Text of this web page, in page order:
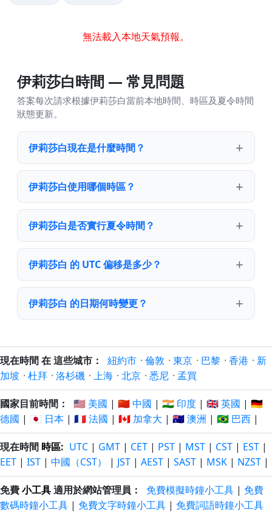
無法載入本地天氣預報。
伊莉莎白時間 — 常見問題
答案每次請求根據伊莉莎白當前本地時間、時區及夏令時間
狀態更新。
伊莉莎白現在是什麼時間？
伊莉莎白使用哪個時區？
伊莉莎白是否實行夏令時間？
伊莉莎白 的 UTC 偏移是多少？
伊莉莎白 的日期何時變更？
現在時間 在 這些城市： 紐約市 · 倫敦 · 東京 · 巴黎 · 香港 · 新
加坡 · 杜拜 · 洛杉磯 · 上海 · 北京 · 悉尼 · 孟買
國家目前時間： 🇺🇸 美國 | 🇨🇳 中國 | 🇮🇳 印度 | 🇬🇧 英國 | 🇩🇪
德國 | 🇯🇵 日本 | 🇫🇷 法國 | 🇨🇦 加拿大 | 🇦🇺 澳洲 | 🇧🇷 巴西 |
現在時間 時區: UTC | GMT | CET | PST | MST | CST | EST |
EET | IST | 中國（CST） | JST | AEST | SAST | MSK | NZST |
免費小工具適用於網站管理員： 免費模擬時鐘小工具 | 免費
數碼時鐘小工具 | 免費文字時鐘小工具 | 免費詞語時鐘小工具